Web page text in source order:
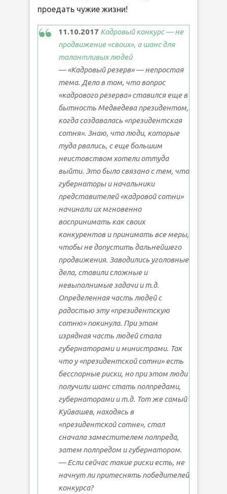
проедать чужие жизни!
11.10.2017 Кадровый конкурс — не
продвижение «своих», а шанс для
талантливых людей
— «Кадровый резерв» — непростая
тема. Дело в том, что вопрос
«кадрового резерва» ставился еще в
бытность Медведева президентом,
когда создавалась «президентская
сотня». Знаю, что люди, которые
туда рвались, с еще большим
неистовством хотели оттуда
выйти. Это было связано с тем, что
губернаторы и начальники
представителей «кадровой сотни»
начинали их мгновенно
воспринимать как своих
конкурентов и принимать все меры,
чтобы не допустить дальнейшего
продвижения. Заводились уголовные
дела, ставили сложные и
невыполнимые задачи и т.д.
Определенная часть людей с
радостью эту «президентскую
сотню» покинула. При этом
изрядная часть людей стала
губернаторами и министрами. Так
что у «президентской сотни» есть
бесспорные риски, но при этом люди
получили шанс стать полпредами,
губернаторами и т.д. Тот же самый
Куйвашев, находясь в
«президентской сотне», стал
сначала заместителем полпреда,
затем полпредом и губернатором.
— Если сейчас такие риски есть, не
начнут ли притеснять победителей
конкурса?